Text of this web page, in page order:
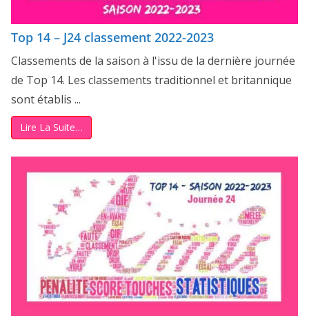
Top 14 – J24 classement 2022-2023
Classements de la saison à l'issu de la dernière journée
de Top 14. Les classements traditionnel et britannique
sont établis ...
Lire La Suite…